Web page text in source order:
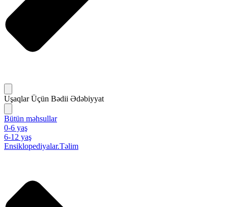
Uşaqlar Üçün Bədii Ədəbiyyat
Bütün məhsullar
0-6 yaş
6-12 yaş
Ensiklopediyalar.Təlim